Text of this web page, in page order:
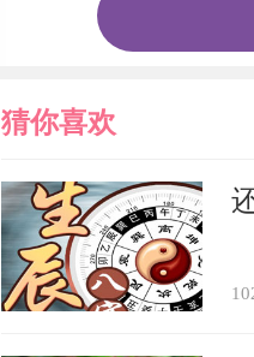
临难以克服的困
你遇到困境时不知
下你虚伪的面子吧
猜你喜欢